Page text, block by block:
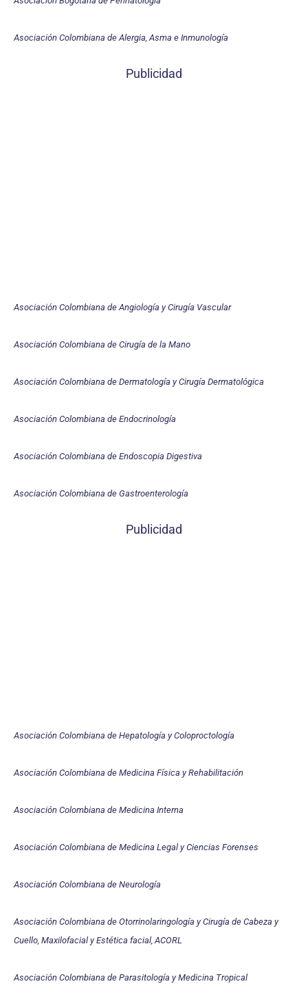
Asociación Colombiana de Alergia, Asma e Inmunología
Publicidad
Asociación Colombiana de Angiología y Cirugía Vascular
Asociación Colombiana de Cirugía de la Mano
Asociación Colombiana de Dermatología y Cirugía Dermatológica
Asociación Colombiana de Endocrinología
Asociación Colombiana de Endoscopia Digestiva
Asociación Colombiana de Gastroenterología
Publicidad
Asociación Colombiana de Hepatología y Coloproctología
Asociación Colombiana de Medicina Física y Rehabilitación
Asociación Colombiana de Medicina Interna
Asociación Colombiana de Medicina Legal y Ciencias Forenses
Asociación Colombiana de Neurología
Asociación Colombiana de Otorrinolaringología y Cirugía de Cabeza y
Cuello, Maxilofacial y Estética facial, ACORL
Asociación Colombiana de Parasitología y Medicina Tropical